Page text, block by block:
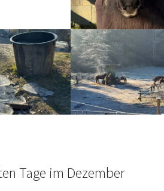
Show larger version
Tage im Dezember